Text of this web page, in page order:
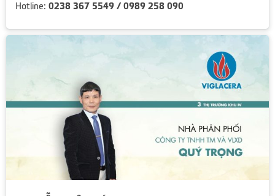
Hotline: 0238 367 5549 / 0989 258 090